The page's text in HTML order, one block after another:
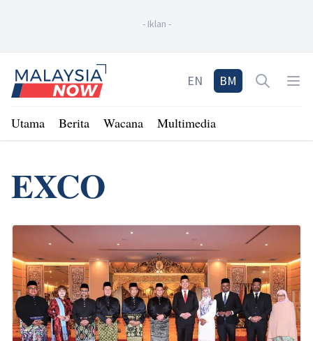
- Iklan -
Home
EN BM Open
Utama Berita Wacana Multimedia
EXCO